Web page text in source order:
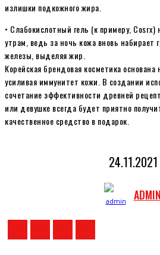
излишки подкожного жира.
• Слабокислотный гель (к примеру,
утрам, ведь за ночь кожа вновь набирает
железы, выделяя жир.
Корейская брендовая косметика
усиливая иммунитет кожи. В создании
сочетание эффективности древней
или девушке всегда будет приятно
качественное средство в подарок.
24.11.2021
ADMIN